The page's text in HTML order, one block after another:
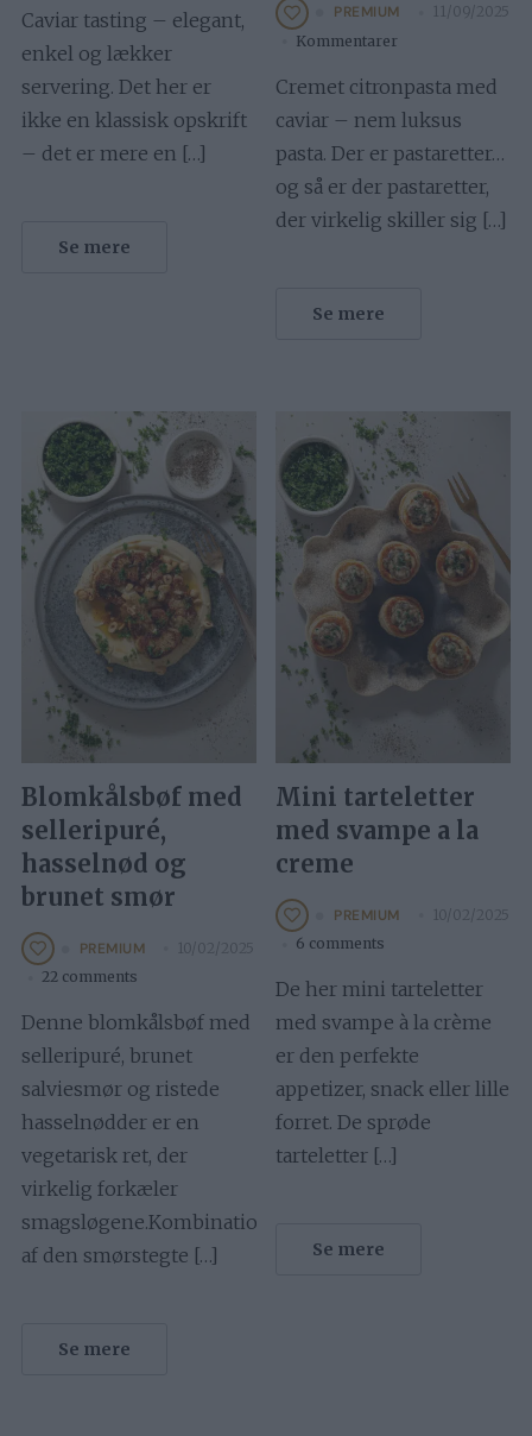
Caviar tasting – elegant,
enkel og lækker
servering. Det her er
ikke en klassisk opskrift
– det er mere en […]
Se mere
PREMIUM
11/09/2025
Kommentarer
Cremet citronpasta med
caviar – nem luksus
pasta. Der er pastaretter…
og så er der pastaretter,
der virkelig skiller sig […]
Se mere
Blomkålsbøf med
selleripuré,
hasselnød og
brunet smør
PREMIUM
10/02/2025
22 comments
Denne blomkålsbøf med
selleripuré, brunet
salviesmør og ristede
hasselnødder er en
vegetarisk ret, der
virkelig forkæler
smagsløgene.Kombinationen
af den smørstegte […]
Se mere
Mini tarteletter
med svampe a la
creme
PREMIUM
10/02/2025
6 comments
De her mini tarteletter
med svampe à la crème
er den perfekte
appetizer, snack eller lille
forret. De sprøde
tarteletter […]
Se mere